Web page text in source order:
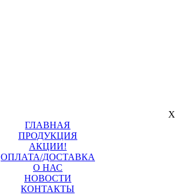
X
ГЛАВНАЯ
ПРОДУКЦИЯ
АКЦИИ!
ОПЛАТА/ДОСТАВКА
О НАС
НОВОСТИ
КОНТАКТЫ